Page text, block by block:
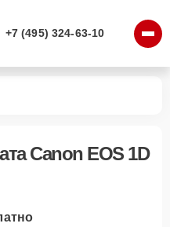
+7 (495) 324-63-10
Canon EOS 1D